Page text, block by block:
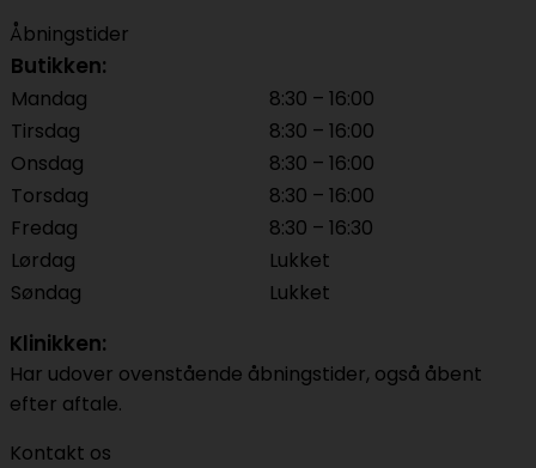
Åbningstider
Butikken:
Mandag
8:30 – 16:00
Tirsdag
8:30 – 16:00
Onsdag
8:30 – 16:00
Torsdag
8:30 – 16:00
Fredag
8:30 – 16:30
Lørdag
Lukket
Søndag
Lukket
Klinikken:
Har udover ovenstående åbningstider, også åbent
efter aftale.
Kontakt os